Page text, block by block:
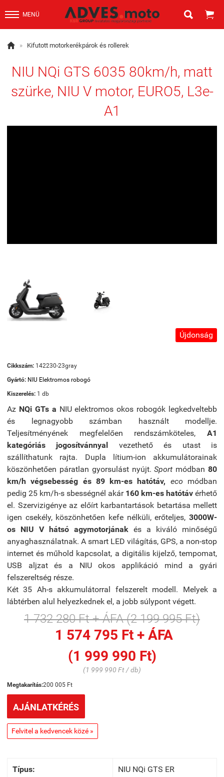
MENÜ  
 » Kifutott motorkerékpárok és rollerek
NIU NQi GTS 6035 80km/h, matt
szürke, NIU V motor, EURO5, L3e-
A1
Újdonság
Cikkszám: 142230-23gray
Gyártó: NIU Elektromos robogó
Kiszerelés: 1 db
Az NQi GTs a NIU elektromos okos robogók legkedveltebb
és legnagyobb számban használt modellje.
Teljesítményének megfelelően rendszámköteles, A1
kategóriás jogosítvánnyal
vezethető és utast is
szállíthatunk rajta. Dupla lítium-ion akkumulátorainak
köszönhetően páratlan gyorsulást nyújt.Sport módban80
km/h végsebesség és 89 km-es hatótáv, ecomódban
pedig 25 km/h-s sbességnél akár 160 km-es hatótáv érhető
el. Szervizigénye az előírt karbantartások betartása mellett
igen csekély, köszönhetően kefe nélküli, erőteljes, 3000W-
os NIU V hátsó agymotorjának és a kiváló minőségű
anyaghasználatnak. A smart LED világítás, GPS, a non-stop
internet és műhold kapcsolat, a digitális kijelző, tempomat,
USB aljzat és a NIU okos applikáció mind a gyári
felszereltség része.
Két 35 Ah-s akkumulátorral felszerelt modell. Melyek a
lábtérben alul helyezkednek el, a jobb súlypont végett.
1 732 280 Ft + ÁFA (2 199 995 Ft)
1 574 795 Ft + ÁFA
(1 999 990 Ft)
(1 999 990 Ft / db)
Megtakarítás:200 005 Ft
AJÁNLATKÉRÉS
Felvitel a kedvencek közé »
Típus: NIU NQi GTS ER